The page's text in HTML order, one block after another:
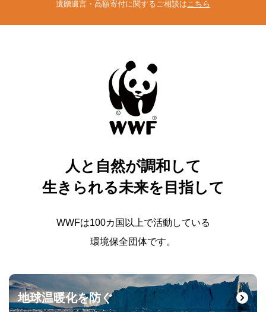
遺贈遺言・高額寄付に関するご相談は こちら
人と自然が調和して
生きられる未来を目指して
WWFは100カ国以上で活動している
環境保全団体です。
地球温暖化を防ぐ